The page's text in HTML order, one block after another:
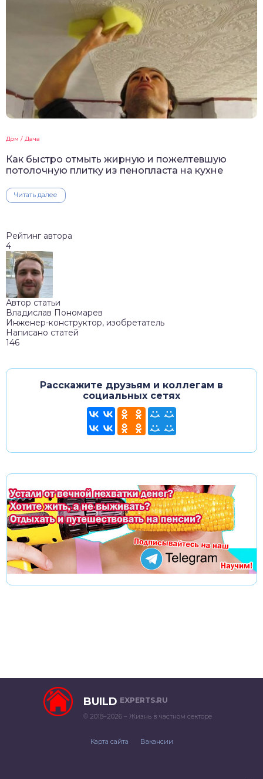
Дом / Дача
Как быстро отмыть жирную и пожелтевшую
потолочную плитку из пенопласта на кухне
Читать далее
Рейтинг автора
4
Автор статьи
Владислав Пономарев
Инженер-конструктор, изобретатель
Написано статей
146
Расскажите друзьям и коллегам в
социальных сетях
BUILD EXPERTS.RU
© 2018–2026 – Жизнь в частном секторе
Карта сайта Вакансии